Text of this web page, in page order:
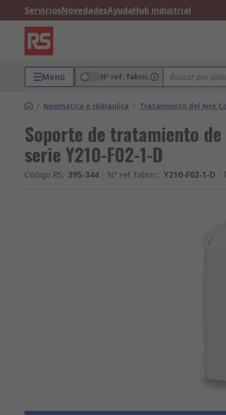
ServiciosNovedadesAyudaHub industrial
Menú Nº ref. fabric.
/ Neumática e Hidráulica / Tratamiento del Aire
Soporte de tratamiento
serie Y210-F02-1-D
Código RS: 395-344 Nº ref. fabric.: Y210-F02-1-D